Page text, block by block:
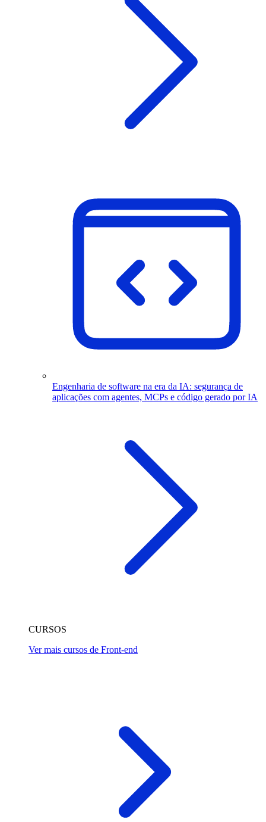
Engenharia de software na era da IA: segurança de
aplicações com agentes, MCPs e código gerado por IA
CURSOS
Ver mais cursos de Front-end